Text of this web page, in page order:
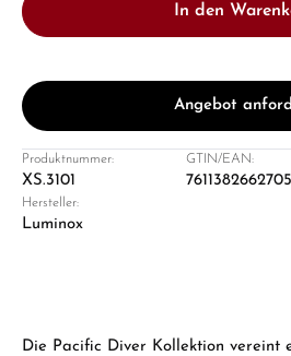
In den
Angebot
Produktnummer:
XS.3101
GTIN/EAN:
7611382662705
Hersteller:
Luminox
Die Pacific Diver Kollektion vereint